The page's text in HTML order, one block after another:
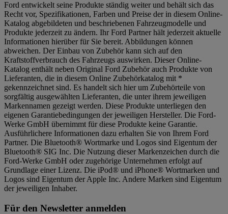
Ford entwickelt seine Produkte ständig weiter und behält sich das
Recht vor, Spezifikationen, Farben und Preise der in diesem Online-
Katalog abgebildeten und beschriebenen Fahrzeugmodelle und
Produkte jederzeit zu ändern. Ihr Ford Partner hält jederzeit aktuelle
Informationen hierüber für Sie bereit. Abbildungen können
abweichen. Der Einbau von Zubehör kann sich auf den
Kraftstoffverbrauch des Fahrzeugs auswirken. Dieser Online-
Katalog enthält neben Original Ford Zubehör auch Produkte von
Lieferanten, die in diesem Online Zubehörkatalog mit *
gekennzeichnet sind. Es handelt sich hier um Zubehörteile von
sorgfältig ausgewählten Lieferanten, die unter ihrem jeweiligen
Markennamen gezeigt werden. Diese Produkte unterliegen den
eigenen Garantiebedingungen der jeweiligen Hersteller. Die Ford-
Werke GmbH übernimmt für diese Produkte keine Garantie.
Ausführlichere Informationen dazu erhalten Sie von Ihrem Ford
Partner. Die Bluetooth® Wortmarke und Logos sind Eigentum der
Bluetooth® SIG Inc. Die Nutzung dieser Markenzeichen durch die
Ford-Werke GmbH oder zugehörige Unternehmen erfolgt auf
Grundlage einer Lizenz. Die iPod® und iPhone® Wortmarken und
Logos sind Eigentum der Apple Inc. Andere Marken sind Eigentum
der jeweiligen Inhaber.
Für den Newsletter anmelden